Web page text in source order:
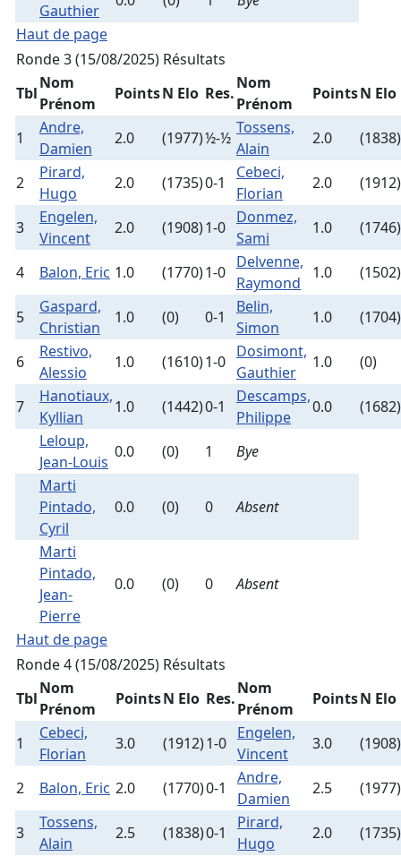
Gauthier
Haut de page
Ronde 3 (15/08/2025) Résultats
Tbl
Nom
Prénom
PointsN Elo Res.
Nom
Prénom
PointsN Elo
1
Andre,
Damien
2.0 (1977)½-½
Tossens,
Alain
2.0 (1838)
2
Pirard,
Hugo
2.0 (1735)0-1
Cebeci,
Florian
2.0 (1912)
3
Engelen,
Vincent
2.0 (1908)1-0
Donmez,
Sami
1.0 (1746)
4 Balon, Eric 1.0 (1770)1-0
Delvenne,
Raymond
1.0 (1502)
5
Gaspard,
Christian
1.0 (0) 0-1
Belin,
Simon
1.0 (1704)
6
Restivo,
Alessio
1.0 (1610)1-0
Dosimont,
Gauthier
1.0 (0)
7
Hanotiaux,
Kyllian
1.0 (1442)0-1
Descamps,
Philippe
0.0
(1682)
Leloup,
Jean-Louis
0.0 (0) 1
Bye
Marti
Pintado,
Cyril
0.0 (0) 0 Absent
Marti
Pintado,
Jean-
Pierre
0.0 (0) 0 Absent
Haut de page
Ronde 4 (15/08/2025) Résultats
Tbl
Nom
Prénom
PointsN Elo Res.
Nom
Prénom
PointsN Elo
1
Cebeci,
Florian
3.0 (1912)1-0
Engelen,
Vincent
3.0 (1908)
2 Balon, Eric 2.0 (1770)0-1
Andre,
Damien
2.5 (1977)
3
Tossens,
Alain
2.5 (1838)0-1
Pirard,
Hugo
2.0 (1735)